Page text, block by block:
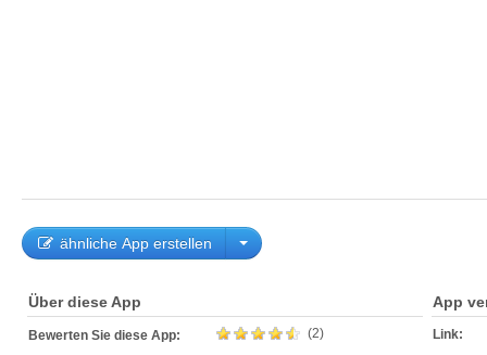
ähnliche App erstellen
Über diese App
Bewerten Sie diese App: (2)
App
Link: